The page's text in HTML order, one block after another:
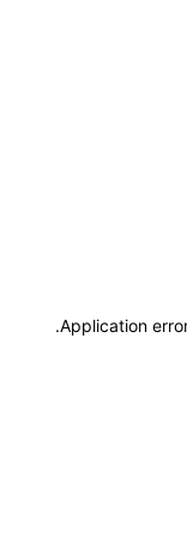
Application
.